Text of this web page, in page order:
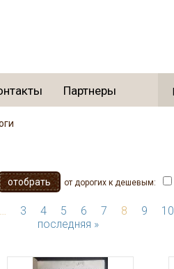
Партнеры
от дорогих к дешевым:
… 3 4 5 6 7 8 9 10
последняя »